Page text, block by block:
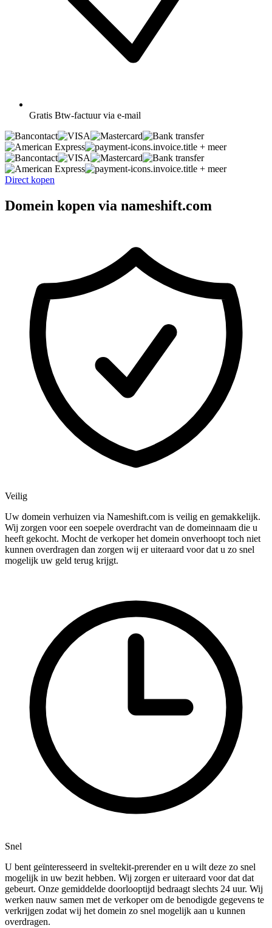
Gratis Btw-factuur via e-mail
+ meer
+ meer
Direct kopen
Domein kopen via nameshift.com
Veilig
Uw domein verhuizen via Nameshift.com is veilig en gemakkelijk.
Wij zorgen voor een soepele overdracht van de domeinnaam die u
heeft gekocht. Mocht de verkoper het domein onverhoopt toch niet
kunnen overdragen dan zorgen wij er uiteraard voor dat u zo snel
mogelijk uw geld terug krijgt.
Snel
U bent geïnteresseerd in sveltekit-prerender en u wilt deze zo snel
mogelijk in uw bezit hebben. Wij zorgen er uiteraard voor dat dat
gebeurt. Onze gemiddelde doorlooptijd bedraagt slechts 24 uur. Wij
werken nauw samen met de verkoper om de benodigde gegevens te
verkrijgen zodat wij het domein zo snel mogelijk aan u kunnen
overdragen.